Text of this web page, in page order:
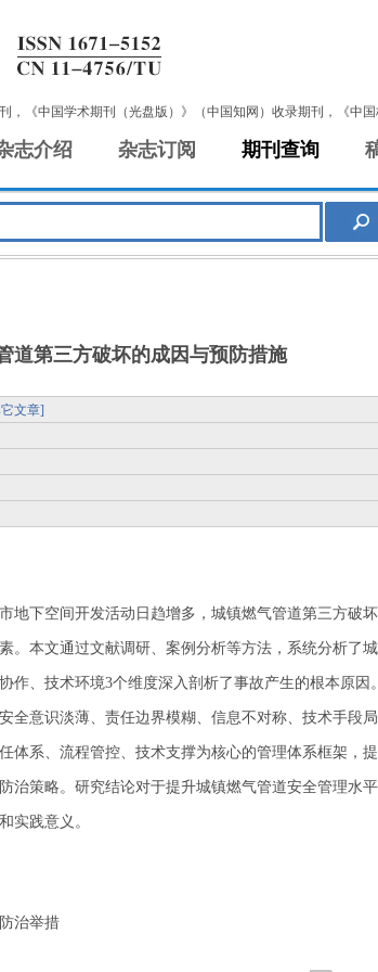
，《中国学术期刊（光盘版）》（中国知网）收录期刊，《中
志介绍 杂志订阅 期刊查询
道第三方破坏的成因与预防措施
文章]
地下空间开发活动日趋增多，城镇燃气管道第三方破
。本文通过文献调研、案例分析等方法，系统分析了
作、技术环境3个维度深入剖析了事故产生的根本原因
全意识淡薄、责任边界模糊、信息不对称、技术手段
体系、流程管控、技术支撑为核心的管理体系框架，
治策略。研究结论对于提升城镇燃气管道安全管理水
实践意义。
治举措